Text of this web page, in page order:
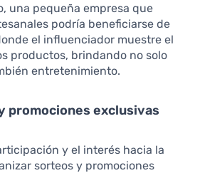
una pequeña empresa que
podría beneficiarse de
el influenciador muestre el
productos, brindando no solo
entretenimiento.
promociones exclusivas
y el interés hacia la
sorteos y promociones